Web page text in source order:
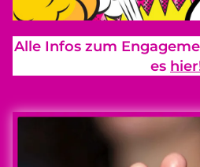
Alle Infos zum
es